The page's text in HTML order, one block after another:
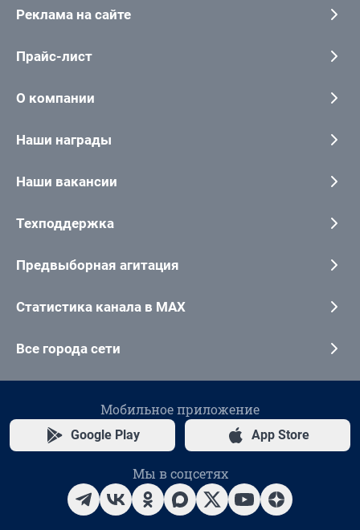
Реклама на сайте
Прайс-лист
О компании
Наши награды
Наши вакансии
Техподдержка
Предвыборная агитация
Статистика канала в MAX
Все города сети
Мобильное приложение
Google Play App Store
Мы в соцсетях